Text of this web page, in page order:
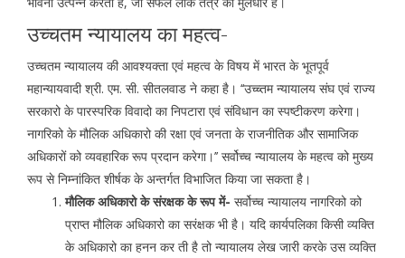
उच्चतम न्यायालय का महत्व-
उच्चतम न्यायालय की आवश्यक्ता एवं महत्व के विषय में भारत के भूतपूर्व
महान्यायवादी श्री. एम. सी. सीतलवाड ने कहा है। ‘‘उच्च्तम न्यायालय संघ एवं राज्य
सरकारो के पारस्परिक विवादो का निपटारा एवं संविधान का स्पष्टीकरण करेगा।
नागरिको के मौलिक अधिकारो की रक्षा एवं जनता के राजनीतिक और सामाजिक
अधिकारों को व्यवहारिक रूप प्रदान करेगा।’’ सर्वोच्च न्यायालय के महत्व को मुख्य
रूप से निम्नांकित शीर्षक के अन्तर्गत विभाजित किया जा सकता है।
मौलिक अधिकारो के संरक्षक के रूप में- सर्वोच्च न्यायालय नागरिको को
प्राप्त मौलिक अधिकारो का सरंक्षक भी है। यदि कार्यपलिका किसी व्यक्ति
के अधिकारो का हनन कर ती है तो न्यायालय लेख जारी करके उस व्यक्ति